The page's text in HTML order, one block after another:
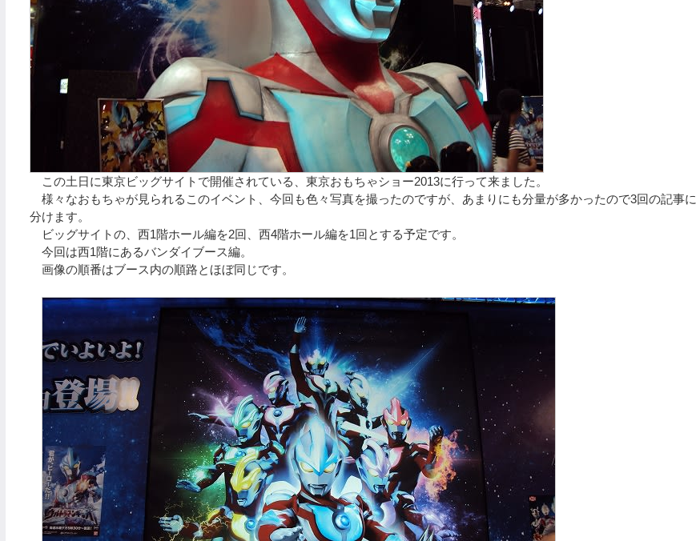
この土日に東京ビッグサイトで開催されている、東京おもちゃショー2013に行って来ました。
様々なおもちゃが見られるこのイベント、今回も色々写真を撮ったのですが、あまりにも分量が多かったので3回の記事に
分けます。
ビッグサイトの、西1階ホール編を2回、西4階ホール編を1回とする予定です。
今回は西1階にあるバンダイブース編。
画像の順番はブース内の順路とほぼ同じです。